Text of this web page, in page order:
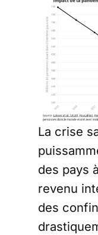
La crise
des pays
revenu
des